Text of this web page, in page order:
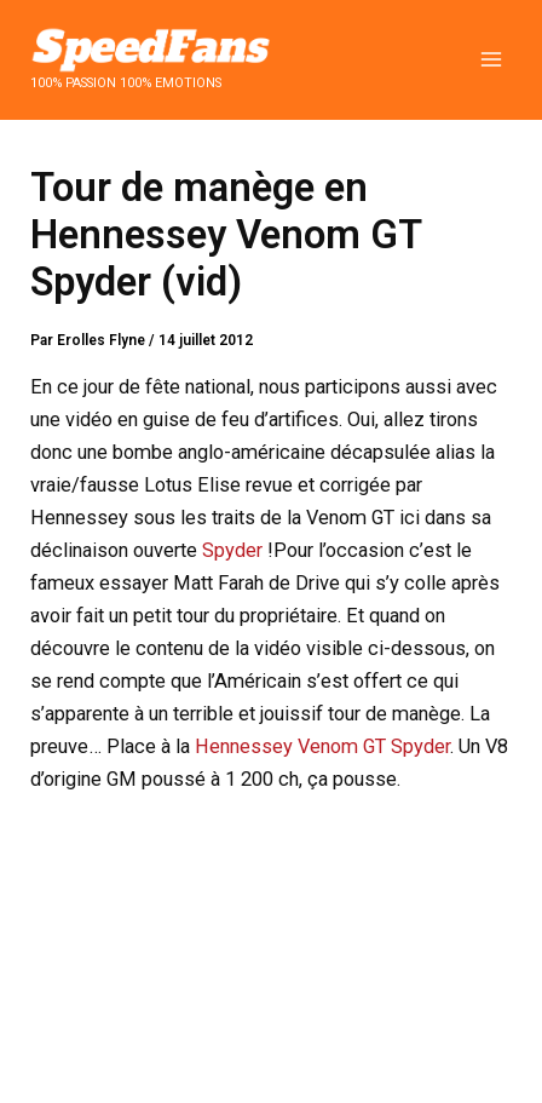
contenu100% PASSION 100% EMOTIONS
Tour de manège en
Hennessey Venom GT
Spyder (vid)
Par Erolles Flyne/ 14 juillet 2012
En ce jour de fête national, nous participons aussi avec
une vidéo en guise de feu d’artifices. Oui, allez tirons
donc une bombe anglo-américaine décapsulée alias la
vraie/fausse Lotus Elise revue et corrigée par
Hennessey sous les traits de la Venom GT ici dans sa
déclinaison ouverteSpyder ! Pour l’occasion c’est le
fameux essayer Matt Farah de Drive qui s’y colle après
avoir fait un petit tour du propriétaire. Et quand on
découvre le contenu de la vidéo visible ci-dessous, on
se rend compte que l’Américain s’est offert ce qui
s’apparente à un terrible et jouissif tour de manège. La
preuve… Place à la Hennessey Venom GT Spyder. Un V8
d’origine GM poussé à 1 200 ch, ça pousse.